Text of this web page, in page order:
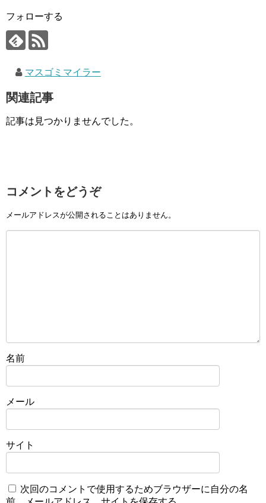
フォローする
マスゴミマイラー
関連記事
記事は見つかりませんでした。
コメントをどうぞ
メールアドレスが公開されることはありません。
名前
メール
サイト
次回のコメントで使用するためブラウザーに自分の名